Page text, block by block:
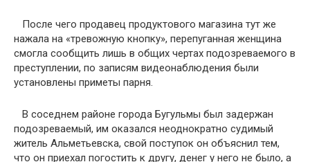
После чего продавец продуктового магазина тут же
нажала на «тревожную кнопку», перепуганная женщина
смогла сообщить лишь в общих чертах подозреваемого в
преступлении, по записям видеонаблюдения были
установлены приметы парня.
В соседнем районе города Бугульмы был задержан
подозреваемый, им оказался неоднократно судимый
житель Альметьевска, свой поступок он объяснил тем,
что он приехал погостить к другу, денег у него не было, а